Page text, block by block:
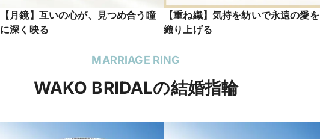
【月鏡】互いの心が、見つめ合う瞳
に深く映る
【重ね織】気持を紡いで永遠の愛を
織り上げる
MARRIAGE RING
WAKO BRIDALの結婚指輪